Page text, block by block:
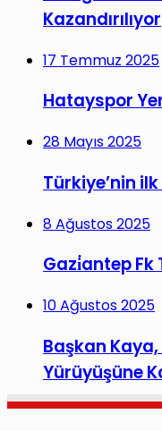
Kazandırılıyor
17 Temmuz 2025
Hatayspor
28 Mayıs 2025
Türkiye’nin
8 Ağustos 2025
Gazi̇antep Fk
10 Ağustos 2025
Başkan
Yürüyüşüne